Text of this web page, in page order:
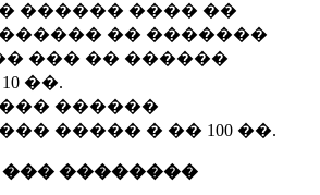
������ ���� ��
�� �������
��� �� ������
10 ��.
������
����� � �� 100 ��.
��������